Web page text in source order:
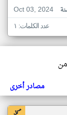
Oct 03, 2024
عدد الكلمات: ١
مصادر أخرى